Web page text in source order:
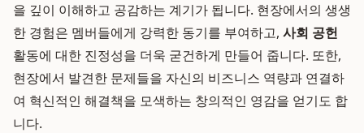
을 깊이 이해하고 공감하는 계기가 됩니다. 현장에서의 생생
한 경험은 멤버들에게 강력한 동기를 부여하고, 사회 공헌
활동에 대한 진정성을 더욱 굳건하게 만들어 줍니다. 또한,
현장에서 발견한 문제들을 자신의 비즈니스 역량과 연결하
여 혁신적인 해결책을 모색하는 창의적인 영감을 얻기도 합
니다.